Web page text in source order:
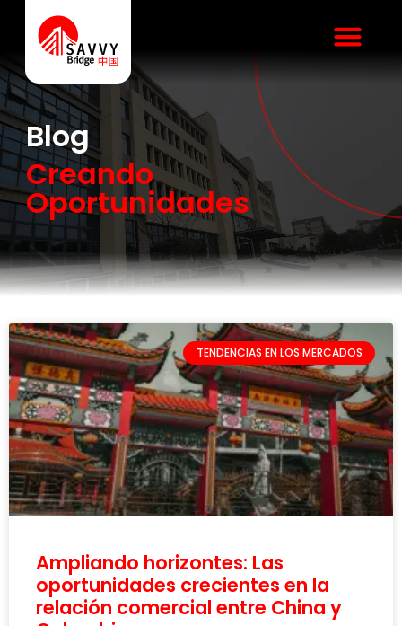
Blog
Creando
Oportunidades
TENDENCIAS EN LOS MERCADOS
Ampliando horizontes: Las
oportunidades crecientes en la
relación comercial entre China y